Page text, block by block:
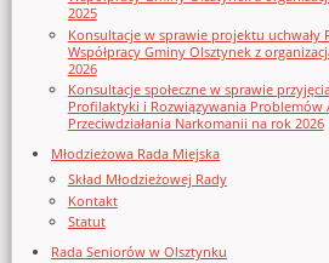
2025
Konsultacje w sprawie projektu uchwały
Współpracy Gminy Olsztynek z
2026
Konsultacje społeczne w sprawie
Profilaktyki i Rozwiązywania Problemów
Przeciwdziałania Narkomanii na rok 2026
Młodzieżowa Rada Miejska
Skład Młodzieżowej Rady
Kontakt
Statut
Rada Seniorów w Olsztynku